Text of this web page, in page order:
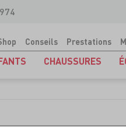
Conseils Prestations
CHAUSSURES